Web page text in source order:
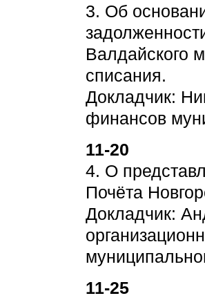
3. Об
Валдайского
списания.
Докладчик:
финансов
11-20
4. О
Почёта
Докладчик:
11-25